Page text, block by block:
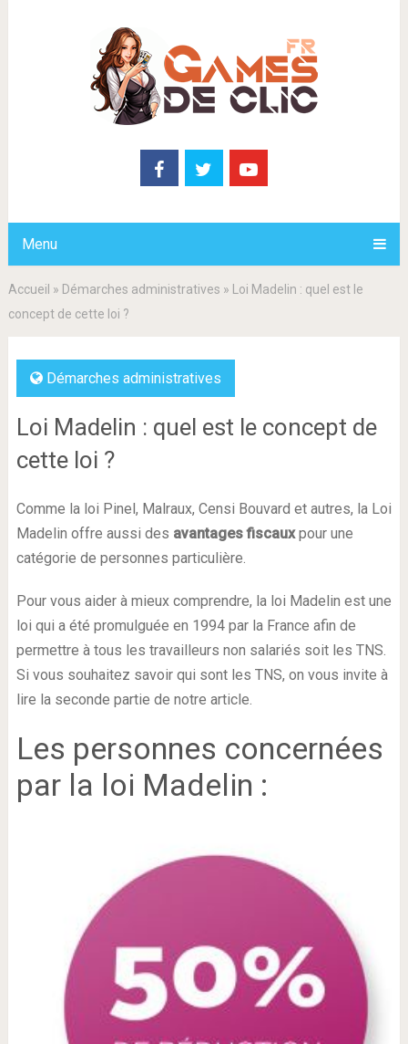
Menu
Accueil » Démarches administratives »
Loi Madelin : quel est le
concept de cette loi ?
Démarches administratives
Loi Madelin : quel est le concept de
cette loi ?
Comme la loi Pinel, Malraux, Censi Bouvard et autres, la Loi
Madelin offre aussi des avantages fiscauxpour une
catégorie de personnes particulière.
Pour vous aider à mieux comprendre, la loi Madelin est une
loi qui a été promulguée en 1994 par la France afin de
permettre à tous les travailleurs non salariés soit les TNS.
Si vous souhaitez savoir qui sont les TNS, on vous invite à
lire la seconde partie de notre article.
Les personnes concernées
par la loi Madelin :